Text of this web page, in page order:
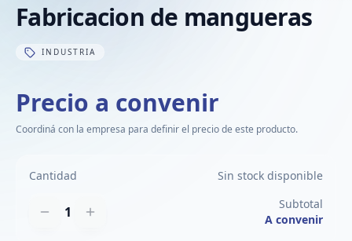
Fabricacion de mangueras
INDUSTRIA
Precio a convenir
Coordiná con la empresa para definir el precio de este producto.
Cantidad Sin stock disponible
1
Subtotal
A convenir